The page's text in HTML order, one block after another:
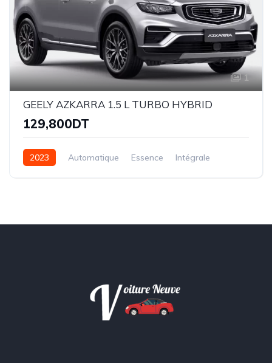
1
GEELY AZKARRA 1.5 L TURBO HYBRID
129,800DT
2023 Automatique Essence Intégrale